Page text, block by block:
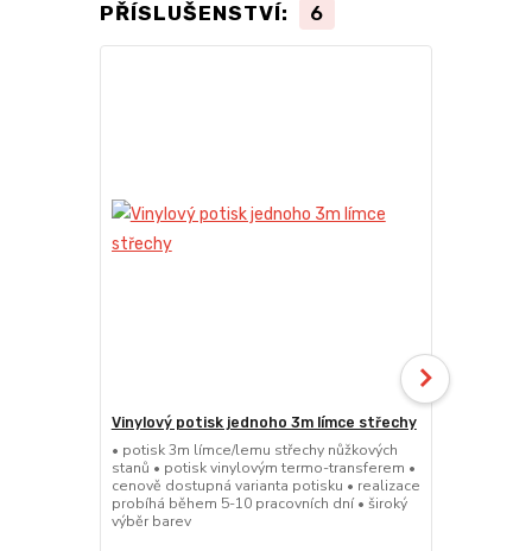
PŘÍSLUŠENSTVÍ:
6
Vinylový potisk jednoho 3m límce střechy
• potisk 3m límce/lemu střechy nůžkových
stanů • potisk vinylovým termo-transferem •
cenově dostupná varianta potisku • realizace
probíhá během 5-10 pracovních dní • široký
výběr barev